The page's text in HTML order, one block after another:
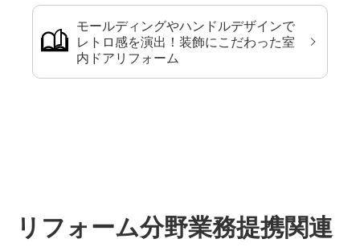
モールディングやハンドルデザインで
レトロ感を演出！装飾にこだわった室
内ドアリフォーム
リフォーム分野業務提携関連